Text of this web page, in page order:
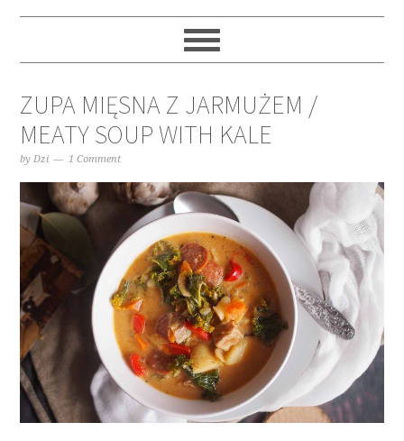
ZUPA MIĘSNA Z JARMUŻEM /
MEATY SOUP WITH KALE
byDzi 1 Comment